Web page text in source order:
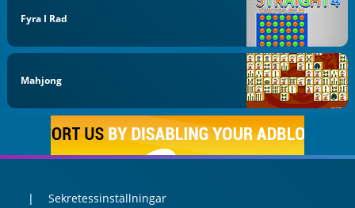
Fyra I Rad
Mahjong
Sekretessinställningar